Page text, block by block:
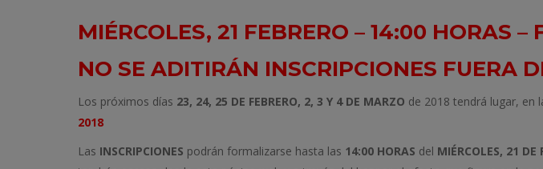
MIÉRCOLES, 21 FEBRERO – 14:00 HORAS
NO SE ADITIRÁN INSCRIPCIONES FUERA
Los próximos días 23, 24, 25 DE FEBRERO, 2, 3 Y 4 DE MARZO de 2018 tendrá lugar, en
2018
Las INSCRIPCIONES podrán formalizarse hasta las 14:00 HORAS del MIÉRCOLES, 21 DE